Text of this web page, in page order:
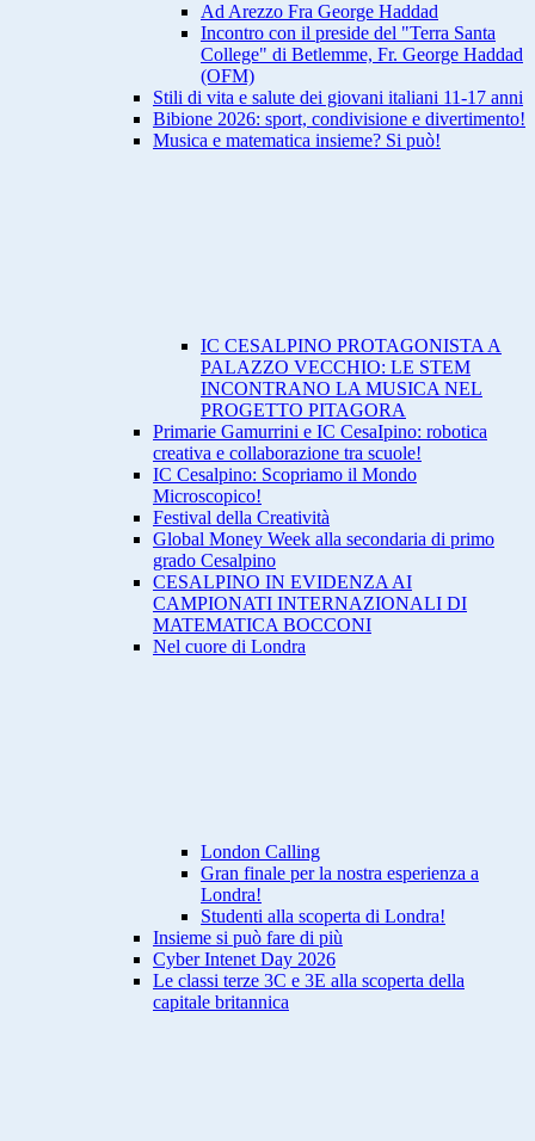
Ad Arezzo Fra George Haddad
Incontro con il preside del "Terra Santa
College" di Betlemme, Fr. George Haddad
(OFM)
Stili di vita e salute dei giovani italiani 11-17 anni
Bibione 2026: sport, condivisione e divertimento!
Musica e matematica insieme? Si può!
IC CESALPINO PROTAGONISTA A
PALAZZO VECCHIO: LE STEM
INCONTRANO LA MUSICA NEL
PROGETTO PITAGORA
Primarie Gamurrini e IC CesaIpino: robotica
creativa e collaborazione tra scuole!
IC Cesalpino: Scopriamo il Mondo
Microscopico!
Festival della Creatività
Global Money Week alla secondaria di primo
grado Cesalpino
CESALPINO IN EVIDENZA AI
CAMPIONATI INTERNAZIONALI DI
MATEMATICA BOCCONI
Nel cuore di Londra
London Calling
Gran finale per la nostra esperienza a
Londra!
Studenti alla scoperta di Londra!
Insieme si può fare di più
Cyber Intenet Day 2026
Le classi terze 3C e 3E alla scoperta della
capitale britannica